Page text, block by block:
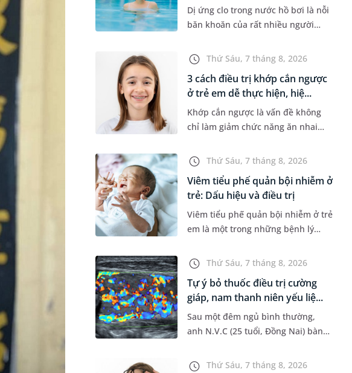
Dị ứng clo trong nước hồ bơi là nỗi
băn khoăn của rất nhiều người
trường hợp thường xuyên bơi ở
những hồ bơi nhân tạo. Bài v...
Thứ Sáu, 7 tháng 8, 2026
3 cách điều trị khớp cắn ngược
ở trẻ em dễ thực hiện, hiệ...
Khớp cắn ngược là vấn đề không
chỉ làm giảm chức năng ăn nhai
đối của khuôn mặt. Do đó, cần khắc
phục sớm tình trạng này để...
Thứ Sáu, 7 tháng 8, 2026
Viêm tiểu phế quản bội nhiễm ở
trẻ: Dấu hiệu và điều trị
Viêm tiểu phế quản bội nhiễm ở trẻ
em là một trong những bệnh lý
bùng phát vào thời điểm giao mùa.
Khi những tổn thương ban đầ...
Thứ Sáu, 7 tháng 8, 2026
Tự ý bỏ thuốc điều trị cường
giáp, nam thanh niên yếu liệ...
Sau một đêm ngủ bình thường,
anh N.V.C (25 tuổi, Đồng Nai) bàng
không thể vận động đi lại được. Kết
Thứ Sáu, 7 tháng 8, 2026